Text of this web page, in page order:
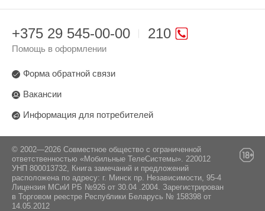
210
+375 29 545-00-00
Помощь в оформлении
Форма обратной связи
Вакансии
Информация для потребителей
© 2002—2026 Совместное общество с ограниченной
ответственностью «Мобильные ТелеСистемы». 220012
УНП 800013732, Книга замечаний и предложений
расположена по адресу: г. Минск пр. Независимости, 95-4
Лицензия МСиИ РБ №926 от 30.04 .2004. Зарегистрирован
в Торговом реестре Республики Беларусь № 158398 от
14.05.2012